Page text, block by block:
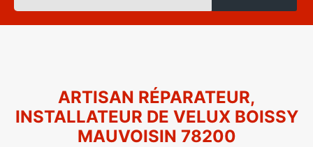
ARTISAN RÉPARATEUR,
INSTALLATEUR DE VELUX BOISSY
MAUVOISIN 78200